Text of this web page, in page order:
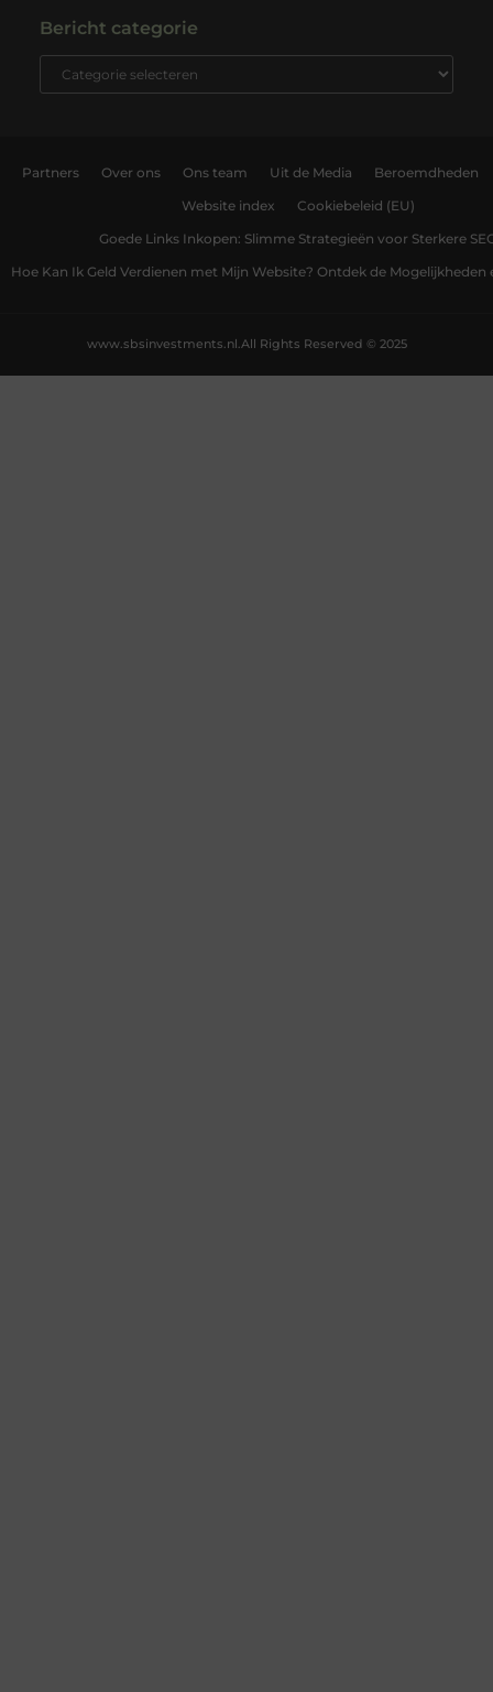
Bericht categorie
Partners Over ons Ons team Uit de Media Beroemdheden
Website index Cookiebeleid (EU)
Goede Links Inkopen: Slimme Strategieën voor Sterkere
Hoe Kan Ik Geld Verdienen met Mijn Website? Ontdek de Mogelijkheden
All Rights Reserved © 2025
www.sbsinvestments.nl.